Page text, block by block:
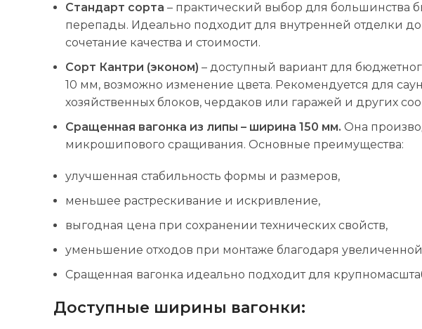
Стандарт сорта – практический выбор для большинства
перепады. Идеально подходит для внутренней отделки
сочетание качества и стоимости.
Сорт Кантри (эконом) – доступный вариант для
10 мм, возможно изменение цвета. Рекомендуется для
хозяйственных блоков, чердаков или гаражей и других
Сращенная вагонка из липы – ширина 150 мм. Она
микрошипового сращивания. Основные преимущества:
улучшенная стабильность формы и размеров,
меньшее растрескивание и искривление,
выгодная цена при сохранении технических свойств,
уменьшение отходов при монтаже благодаря
Сращенная вагонка идеально подходит для
Доступные ширины вагонки: